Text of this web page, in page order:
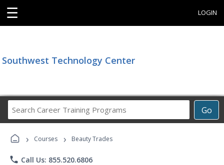
☰ LOGIN
Southwest Technology Center
Go
Career
Programs
› Courses › Beauty Trades
phone Call Us: 855.520.6806